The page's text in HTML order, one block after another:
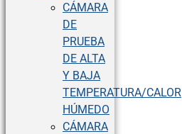
CÁMARA
DE
PRUEBA
DE ALTA
Y BAJA
TEMPERATURA/CALOR
HÚMEDO
CÁMARA